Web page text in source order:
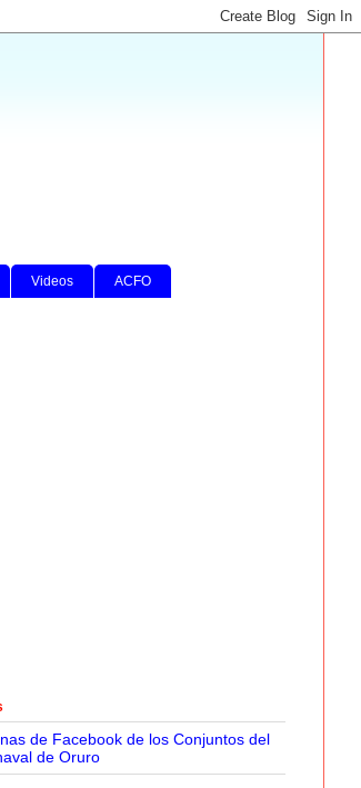
Videos ACFO
de Facebook de los Conjuntos del
de Oruro